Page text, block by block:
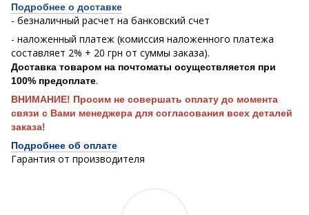
Подробнее о доставке
- безналичный расчет на банковский счет
- наложенный платеж (комиссия наложенного платежа
составляет 2% + 20 грн от суммы заказа).
Доставка товаром на почтоматы осуществляется при
100% предоплате.
ВНИМАНИЕ! Просим не совершать оплату до момента
связи с Вами менеджера для согласования всех деталей
заказа!
Подробнее об оплате
Гарантия от производителя